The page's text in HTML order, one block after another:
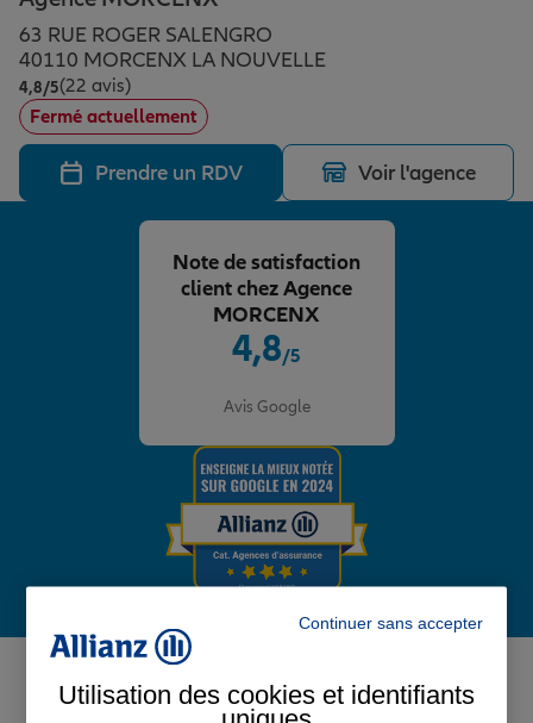
Assurance emprunteur
Prévoyance et dépendance
Assurance animal de compagnie
Protection de la famille
Protection juridique
Épargne & retraite
Plan épargne retraite
Assurance vie
Placements financiers
Investissements immobiliers
Transmission
Vos projets
Partir en vacances
Départ à la retraite
Préparer l’avenir
Conseil assurance
Assurance habitation
Le Pack Famille
Garantie des accidents de la vie
Assurance scolaire
Allianz en France
63 RUE ROGER SALENGRO
40110 MORCENX LA NOUVELLE
4,8/5Note de 4.8 sur 5
(22 avis)
Fermé actuellement
Prendre un RDV Voir l'agence
4,8/5
Avis Google
Note de satisfaction
client chez Agence
MORCENX
Avis de l'agence Agence
MORCENX
Continuer sans accepter
Utilisation des cookies et identifiants